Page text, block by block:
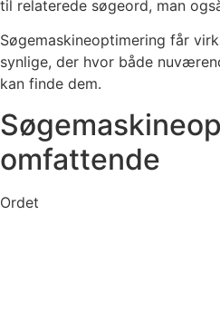
til relaterede søgeord, man
Søgemaskineoptimering får
synlige, der hvor både
kan finde dem.
omfattende
Ordet